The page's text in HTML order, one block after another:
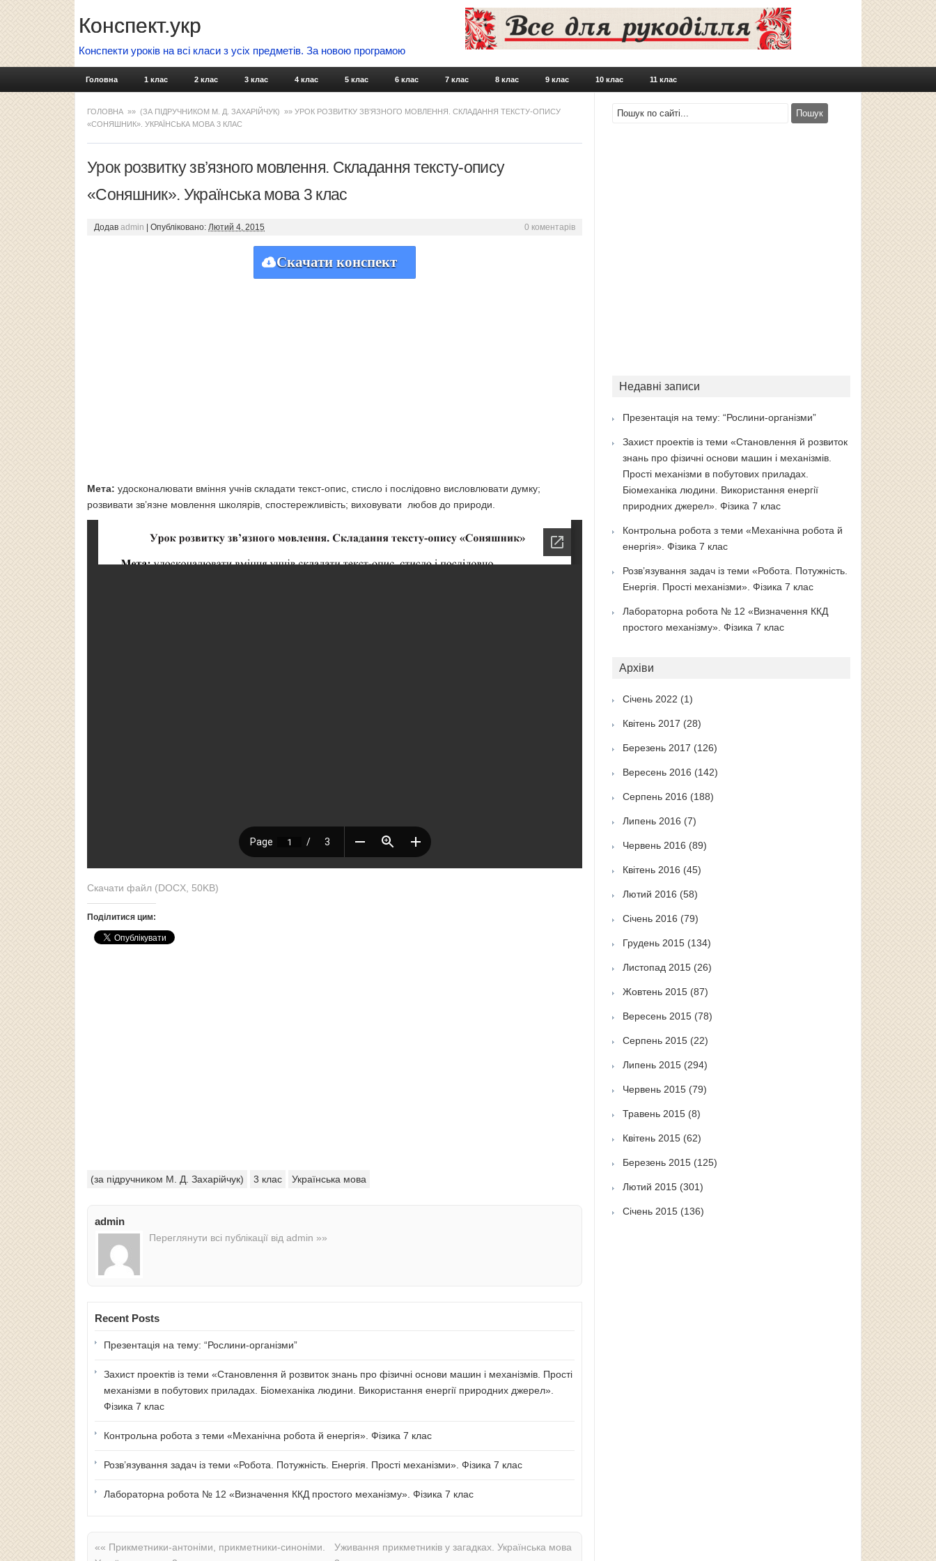
Конспект.укр
Конспекти уроків на всі класи з усіх предметів. За новою програмою
Skip to content
Головна 1 клас 2 клас 3 клас 4 клас 5 клас 6 клас 7 клас 8 клас 9 клас 10 клас 11 клас
ГОЛОВНА »» (ЗА ПІДРУЧНИКОМ М. Д. ЗАХАРІЙЧУК) »» УРОК РОЗВИТКУ ЗВ’ЯЗНОГО МОВЛЕННЯ. СКЛАДАННЯ ТЕКСТУ-ОПИСУ
«СОНЯШНИК». УКРАЇНСЬКА МОВА 3 КЛАС
Урок розвитку зв’язного мовлення. Складання тексту-опису
«Соняшник». Українська мова 3 клас
Додав admin Опубліковано: Лютий 4, 2015 0 коментарів
Скачати конспект
Мета: удосконалювати вміння учнів складати текст-опис, стисло і послідовно висловлювати думку;
розвивати зв’язне мовлення школярів, спостережливість; виховувати любов до природи.
Скачати файл (DOCX, 50KB)
Поділитися цим:
(за підручником М. Д. Захарійчук) 3 клас Українська мова
admin
Переглянути всі публікації від admin »»
Recent Posts
Презентація на тему: “Рослини-організми”
Захист проектів із теми «Становлення й розвиток знань про фізичні основи машин і механізмів. Прості
механізми в побутових приладах. Біомеханіка людини. Використання енергії природних джерел».
Фізика 7 клас
Контрольна робота з теми «Механічна робота й енергія». Фізика 7 клас
Розв’язування задач із теми «Робота. Потужність. Енергія. Прості механізми». Фізика 7 клас
Лабораторна робота № 12 «Визначення ККД простого механізму». Фізика 7 клас
«« Прикметники-антоніми, прикметники-синоніми.
Уживання прикметників у загадках. Українська мова
Недавні записи
Презентація на тему: “Рослини-організми”
Захист проектів із теми «Становлення й розвиток
знань про фізичні основи машин і механізмів.
Прості механізми в побутових приладах.
Біомеханіка людини. Використання енергії
природних джерел». Фізика 7 клас
Контрольна робота з теми «Механічна робота й
енергія». Фізика 7 клас
Розв’язування задач із теми «Робота. Потужність.
Енергія. Прості механізми». Фізика 7 клас
Лабораторна робота № 12 «Визначення ККД
простого механізму». Фізика 7 клас
Архіви
Січень 2022 (1)
Квітень 2017 (28)
Березень 2017 (126)
Вересень 2016 (142)
Серпень 2016 (188)
Липень 2016 (7)
Червень 2016 (89)
Квітень 2016 (45)
Лютий 2016 (58)
Січень 2016 (79)
Грудень 2015(134)
Листопад 2015(26)
Жовтень 2015(87)
Вересень 2015(78)
Серпень 2015(22)
Липень 2015(294)
Червень 2015(79)
Травень 2015(8)
Квітень 2015(62)
Березень 2015(125)
Лютий 2015(301)
Січень 2015(136)